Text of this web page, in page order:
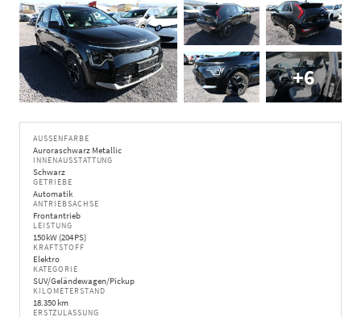
+6
AUSSENFARBE
Auroraschwarz Metallic
INNENAUSSTATTUNG
Schwarz
GETRIEBE
Automatik
ANTRIEBSACHSE
Frontantrieb
LEISTUNG
150 kW (204 PS)
KRAFTSTOFF
Elektro
KATEGORIE
SUV/Geländewagen/Pickup
KILOMETERSTAND
18.350 km
ERSTZULASSUNG